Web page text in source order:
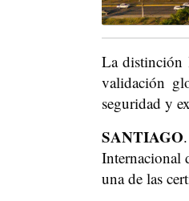
La distinción
validación
seguridad y
SANTIAGO.
Internacional
una de las